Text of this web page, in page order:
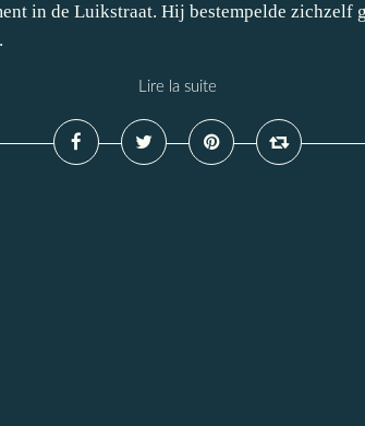
in de Luikstraat. Hij bestempelde zichzelf
Lire la suite